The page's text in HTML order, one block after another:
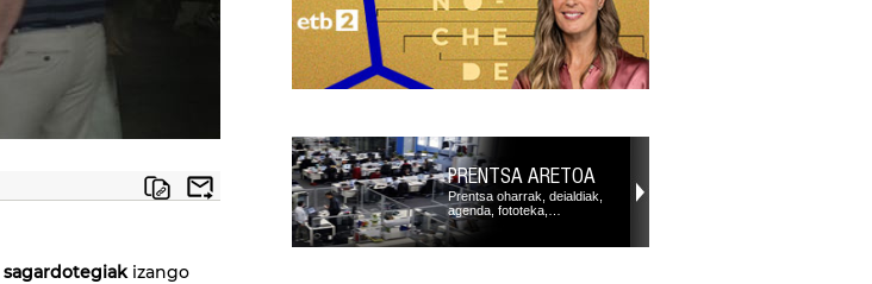
sagardotegiakizango
PRENTSA ARETOA
Prentsa oharrak, deialdiak,
agenda, fototeka,…